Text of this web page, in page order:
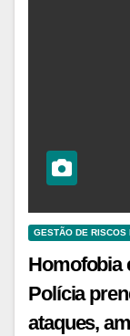
GESTÃO DE RISCOS
Homofobia
Polícia
ataques,